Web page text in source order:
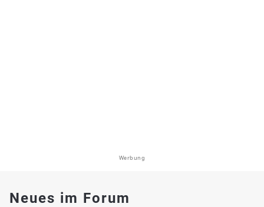
Werbung
Neues im Forum